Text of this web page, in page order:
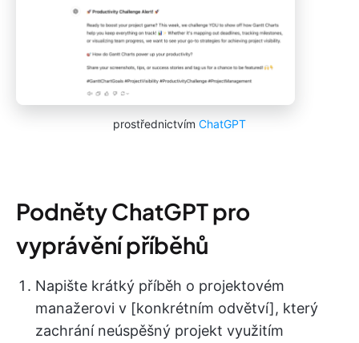
prostřednictvím ChatGPT
Podněty ChatGPT pro
vyprávění příběhů
Napište krátký příběh o projektovém
manažerovi v [konkrétním odvětví], který
zachrání neúspěšný projekt využitím